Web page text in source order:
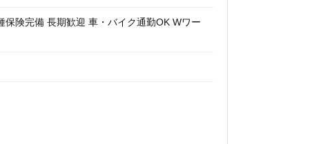
険完備 長期歓迎 車・バイク通勤OK Wワー